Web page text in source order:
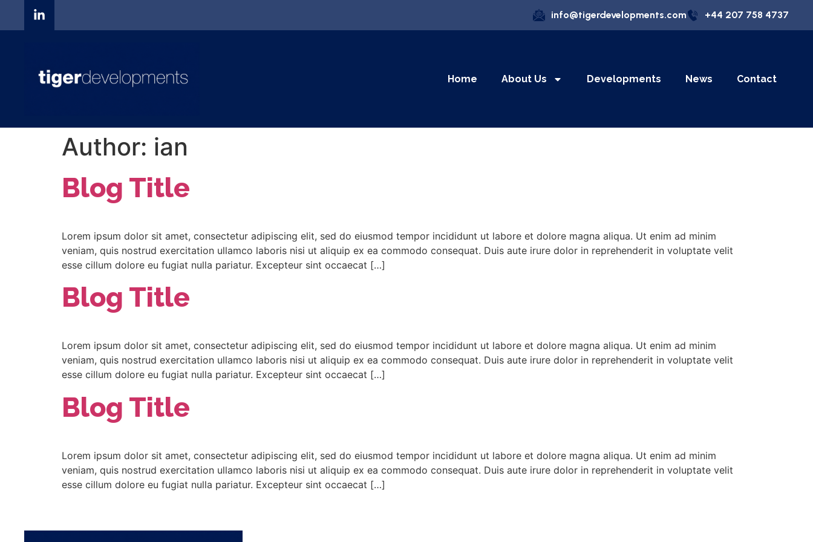
info@tigerdevelopments.com +44 207 758 4737
Home About Us Developments News Contact
Author: ian
Blog Title
Lorem ipsum dolor sit amet, consectetur adipiscing elit, sed do eiusmod tempor incididunt ut labore et dolore magna aliqua. Ut enim ad minim
veniam, quis nostrud exercitation ullamco laboris nisi ut aliquip ex ea commodo consequat. Duis aute irure dolor in reprehenderit in voluptate velit
esse cillum dolore eu fugiat nulla pariatur. Excepteur sint occaecat […]
Blog Title
Lorem ipsum dolor sit amet, consectetur adipiscing elit, sed do eiusmod tempor incididunt ut labore et dolore magna aliqua. Ut enim ad minim
veniam, quis nostrud exercitation ullamco laboris nisi ut aliquip ex ea commodo consequat. Duis aute irure dolor in reprehenderit in voluptate velit
esse cillum dolore eu fugiat nulla pariatur. Excepteur sint occaecat […]
Blog Title
Lorem ipsum dolor sit amet, consectetur adipiscing elit, sed do eiusmod tempor incididunt ut labore et dolore magna aliqua. Ut enim ad minim
veniam, quis nostrud exercitation ullamco laboris nisi ut aliquip ex ea commodo consequat. Duis aute irure dolor in reprehenderit in voluptate velit
esse cillum dolore eu fugiat nulla pariatur. Excepteur sint occaecat […]